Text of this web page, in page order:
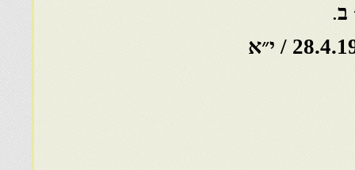
.
28.4.1912 / י״א